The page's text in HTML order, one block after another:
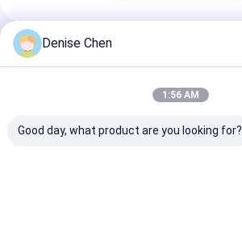
Prodotti Raccomandati
Denise Chen
1:56 AM
Good day, what product are you looking for?